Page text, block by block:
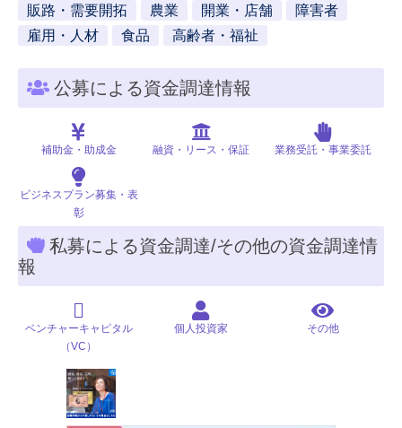
販路・需要開拓
農業 開業・店舗
障害者
雇用・人材
食品 高齢者・福祉
公募による資金調達情報
補助金・助成金 融資・リース・保証 業務受託・事業委託
ビジネスプラン募集・表
彰
私募による資金調達/その他の資金調達情
報
ベンチャーキャピタル
（VC）
個人投資家 その他